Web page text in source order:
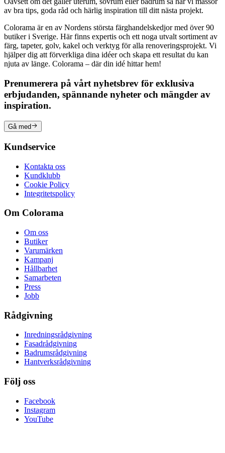
av bra tips, goda råd och härlig inspiration till ditt nästa projekt.
Colorama är en av Nordens största färghandelskedjor med över 90
butiker i Sverige. Här finns expertis och ett noga utvalt sortiment av
färg, tapeter, golv, kakel och verktyg för alla renoveringsprojekt. Vi
hjälper dig att förverkliga dina idéer och skapa ett resultat du kan
njuta av länge. Colorama – där din idé hittar hem!
Prenumerera på vårt nyhetsbrev för exklusiva
erbjudanden, spännande nyheter och mängder av
inspiration.
Gå med
Kundservice
Kontakta oss
Kundklubb
Cookie Policy
Integritetspolicy
Om Colorama
Om oss
Butiker
Varumärken
Kampanj
Hållbarhet
Samarbeten
Press
Jobb
Rådgivning
Inredningsrådgivning
Fasadrådgivning
Badrumsrådgivning
Hantverksrådgivning
Följ oss
Facebook
Instagram
YouTube